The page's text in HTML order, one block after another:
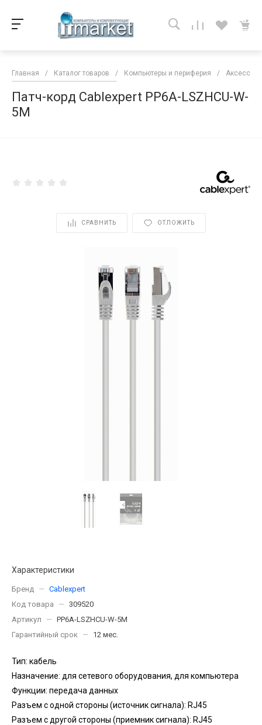
Главная / Каталог товаров / Компьютеры и периферия /
Патч-корд Cablexpert PP6A-LSZHCU-W-
5M
СРАВНИТЬ ОТЛОЖИТЬ
Характеристики
Бренд — Cablexpert
Код товара
— 309520
Артикул
— PP6A-LSZHCU-W-5M
Гарантийный срок
— 12 мес.
Тип: кабель
Назначение: для сетевого оборудования, для компьютера
Функции: передача данных
Разъем с одной стороны (источник сигнала): RJ45
Разъем с другой стороны (приемник сигнала): RJ45